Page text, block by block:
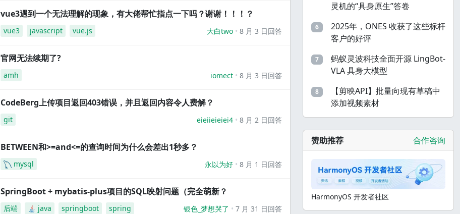
vue3遇到一个无法理解的现象，有大佬帮忙指点一下吗？谢谢！！！？
vue3 javascript vue.js 大白two 8 月 3 日回答
官网无法续期了?
amh iomect 8 月 3 日回答
CodeBerg上传项目返回403错误，并且返回内容令人费解？
git eieiieieiei4 8 月 2 日回答
BETWEEN和>=and<=的查询时间为什么会差出1秒多？
mysql 永以为好 8 月 1 日回答
SpringBoot + mybatis-plus项目的SQL映射问题（完全萌新？
后端 java springboot spring 银色_梦想哭了 7 月 31 日回答
灵机的“具身原生”答卷
6
2025年，ONES 收获了这些标杆
客户的好评
7
蚂蚁灵波科技全面开源 LingBot-
VLA 具身大模型
8
【剪映API】批量向现有草稿中
添加视频素材
赞助推荐 合作咨询
HarmonyOS 开发者社区